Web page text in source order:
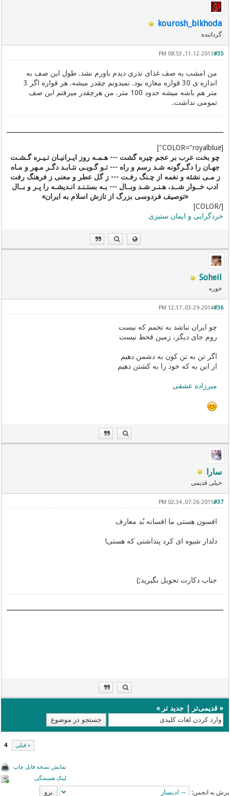
kourosh_bikhoda
گرداننده
#35
11-12-2013, 08:53 PM
من امشب یه صف غذای نذری دیدم باورم نشد. طول این صف به
اندازه ی 30 قواره مغازه بود. نمیدونم چقدر میشه. هر قواره اگر 3
متر هم باشه میشه حدود 100 متر. من هرچقدر میرفتم این صف
تمومی نداشت.
[COLOR="royalblue"]
چو بخت عرب بر عجم چیره گشت --- هـمـه روز ایـرانیـان تـیـره گـشـت
جهـان را دگـرگونه شـد رسم و راه --- تـو گـویـی نتـابـد دگـر مـهر و مـاه
ز مـی نشئه و نغمه از چـنگ رفـت --- ز گل عطر و معنی ز فرهنگ رفت
ادب خــوار شــد، هـنـر شـد وبــال --- بـه بستـنـد انـدیشـه را پـر و بــال
«توصیف فردوسی بزرگ از تازش اسلام به ایران»
[/COLOR]
خردگرایی و ایمان ستیزی
Soheil
خوره
#36
03-29-2014, 12:17 PM
چو ایران نباشد به تخمم که نیست
روم جای دیگر، زمین قحط نیست
اگر تن به تن کون به دشمن دهیم
از این به که خود را به کشتن دهیم
میرزاده عشقی
سارا
خیلی قدیمی
#37
07-26-2015, 02:34 PM
افسون هستی ما افسانه بُد معارف
دلدار شیوه ای کرد پنداشتی که هستی!
جناب دکارت تحویل بگیرید;)
«قدیمی‌تر |جدید تر »
« قبلی 4
نمایش نسخه قابل چاپ
لینک همیشگی
پرش به انجمن: